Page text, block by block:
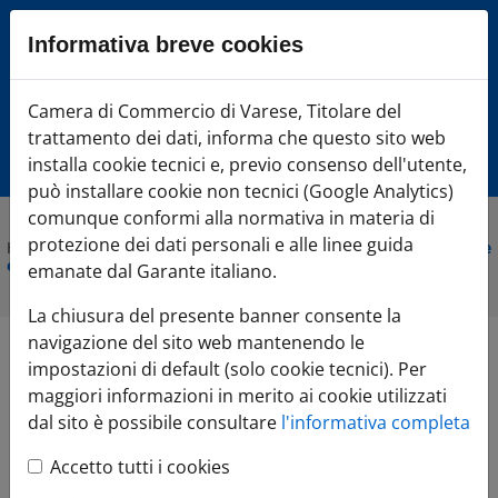
Sezione salto blocchi
Vai alla sezione dedicata alle informazioni correlate
Vai al footer
Camera di Commercio Varese
Home»Comunicazione»Agenda Eventi» GO GLOBAL: Costruire
e sviluppare relazioni commerciali nei mercati esteri
GO GLOBAL:
Costruire e
sviluppare relazioni
Informativa breve cookies
Camera di Commercio di Varese, Titolare del
trattamento dei dati, informa che questo sito web
installa cookie tecnici e, previo consenso dell'utente,
può installare cookie non tecnici (Google Analytics)
comunque conformi alla normativa in materia di
protezione dei dati personali e alle linee guida
emanate dal Garante italiano.
La chiusura del presente banner consente la
navigazione del sito web mantenendo le
impostazioni di default (solo cookie tecnici). Per
maggiori informazioni in merito ai cookie utilizzati
dal sito è possibile consultare l'informativa completa
Accetto tutti i cookies